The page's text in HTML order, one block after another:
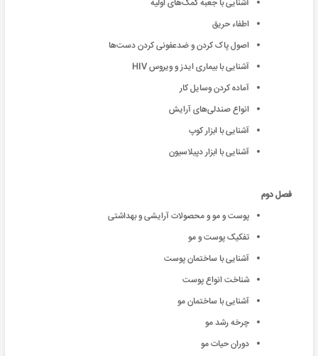
آشنایی با جعبه کمک‌های اولیه
اطفاء حریق
اصول پاک کردن و ضدعفونی کردن دست‌ها
آشنایی با بیماری ایدز و ویروس HIV
آماده کردن وسایل کار
انواع صندلی‌های آرایش
آشنایی با ابزار کوپ
آشنایی با ابزار دپیلاسیون
فصل دوم
پوست و مو و محصولات آرایشی و بهداشتی
تفکیک پوست و مو
آشنایی با ساختمان پوست
شناخت انواع پوست
آشنایی با ساختمان مو
چرخه رشد مو
دوران حیات مو